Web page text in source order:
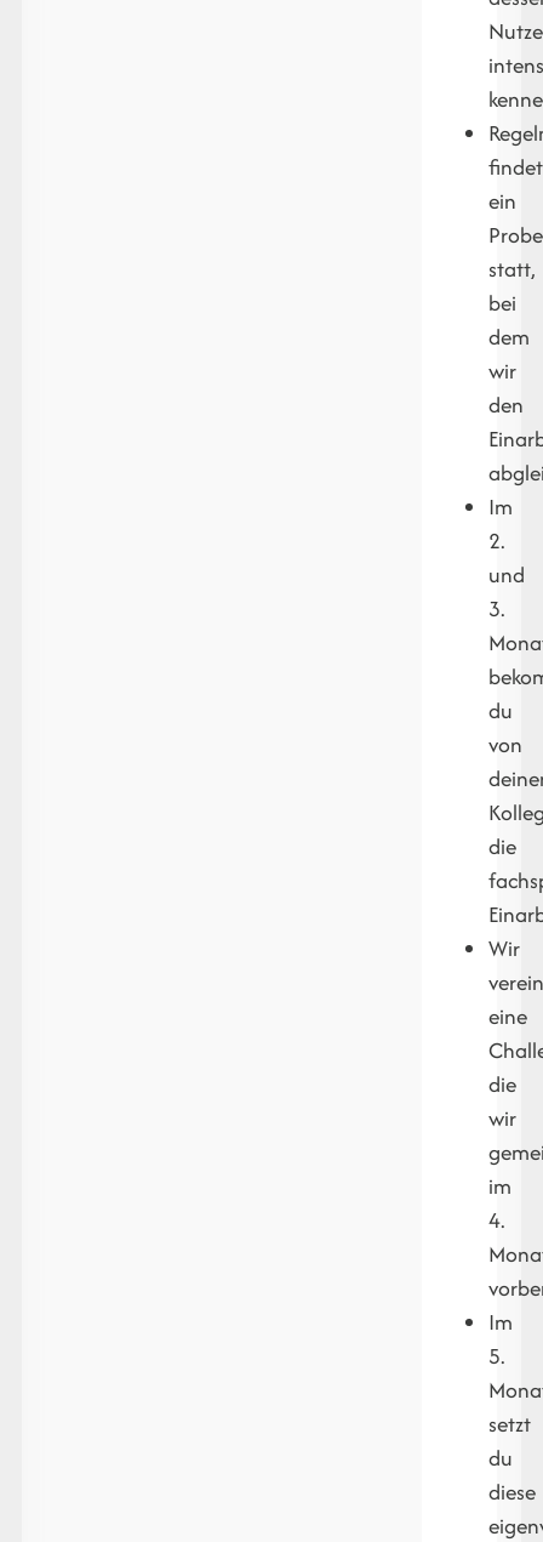
findet
ein
statt,
bei
dem
wir
den
Im
2.
und
3.
du
von
die
Wir
eine
die
wir
im
4.
Im
5.
setzt
du
diese